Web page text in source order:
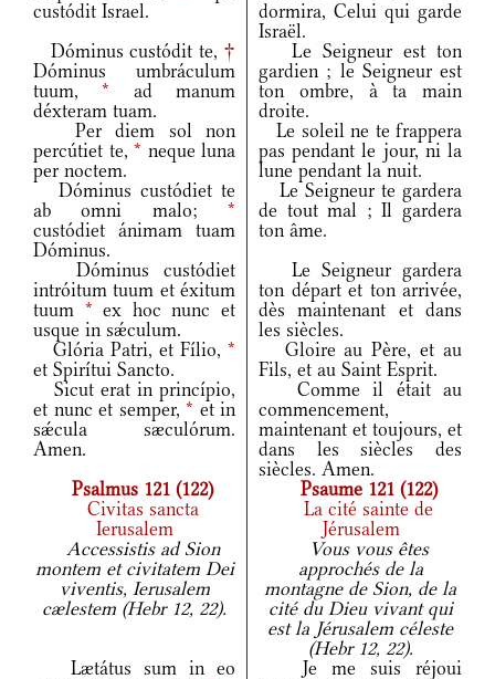
custódit Israel.
dormira, Celui qui garde
Israël.
Dóminus custódit te, †
Dóminus umbráculum
tuum,* ad manum
déxteram tuam.
Le Seigneur est ton
gardien ; le Seigneur est
ton ombre, à ta main
droite.
Per diem sol non
percútiet te, * neque luna
per noctem.
Le soleil ne te frappera
pas pendant le jour, ni la
lune pendant la nuit.
Dóminus custódiet te
ab omni malo; *
custódiet ánimam tuam
Dóminus.
Le Seigneur te gardera
de tout mal ; Il gardera
ton âme.
Dóminus custódiet
intróitum tuum et éxitum
tuum * ex hoc nunc et
usque in sǽculum.
Le Seigneur gardera
ton départ et ton arrivée,
dès maintenant et dans
les siècles.
Glória Patri, et Fílio, *
et Spirítui Sancto.
Gloire au Père, et au
Fils, et au Saint Esprit.
Sicut erat in princípio,
et nunc et semper, * et in
sǽcula sæculórum.
Amen.
Comme il était au
commencement,
maintenant et toujours, et
dans les siècles des
siècles. Amen.
Psalmus 121 (122)
Psaume 121 (122)
Civitas sancta
Ierusalem
La cité sainte de
Jérusalem
Accessistis ad Sion
montem et civitatem Dei
viventis, Ierusalem
cælestem (Hebr 12, 22).
Vous vous êtes
approchés de la
montagne de Sion, de la
cité du Dieu vivant qui
est la Jérusalem céleste
(Hebr 12, 22).
Lætátus sum in eo
Je me suis réjoui